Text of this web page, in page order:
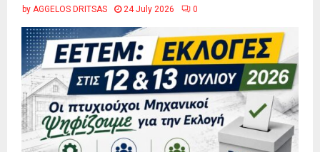
by AGGELOS DRITSAS 24 July 2026 0